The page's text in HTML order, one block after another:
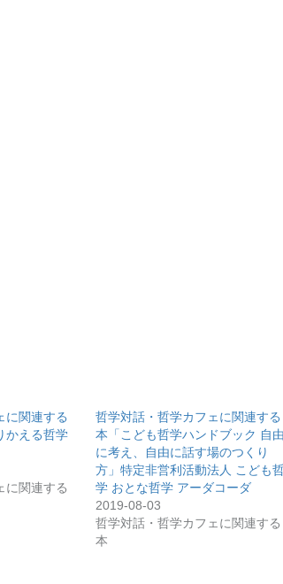
に関連する
かえる哲学
に関連する
哲学対話・哲学カフェに関連する
本「こども哲学ハンドブック 自由
に考え、自由に話す場のつくり
方」特定非営利活動法人 こども
学 おとな哲学 アーダコーダ
2019-08-03
哲学対話・哲学カフェに関連する
本